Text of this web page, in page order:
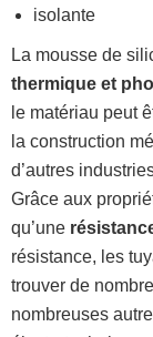
isolante
La mousse de
thermique et
le matériau peut
la construction
d’autres
Grâce aux
qu’une
résistance, les
trouver de
nombreuses